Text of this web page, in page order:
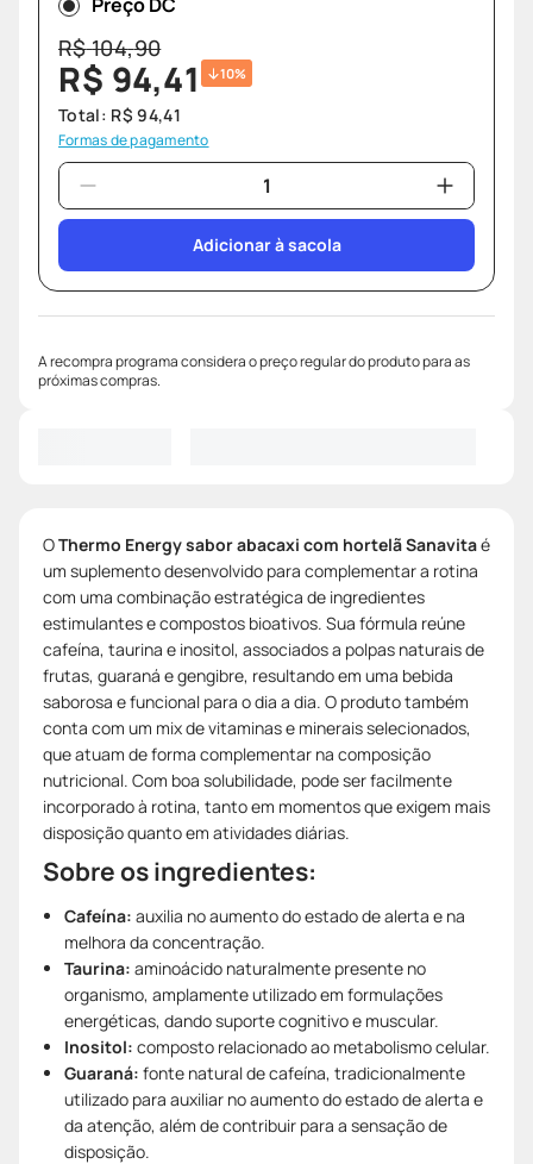
R$104,90
R$ 94,41 10%
Total: R$ 94,41
Formas de pagamento
Adicionar à sacola
A recompra programa considera o preço regular do produto para as
próximas compras.
OThermo Energy sabor abacaxi com hortelã Sanavitaé
um suplemento desenvolvido para complementar a rotina
com uma combinação estratégica de ingredientes
estimulantes e compostos bioativos. Sua fórmula reúne
cafeína, taurina e inositol, associados a polpas naturais de
frutas, guaraná e gengibre, resultando em uma bebida
saborosa e funcional para o dia a dia. O produto também
conta com um mix de vitaminas e minerais selecionados,
que atuam de forma complementar na composição
nutricional. Com boa solubilidade, pode ser facilmente
incorporado à rotina, tanto em momentos que exigem mais
disposição quanto em atividades diárias.
Sobre os ingredientes:
Cafeína: auxilia no aumento do estado de alerta e na
melhora da concentração.
Taurina: aminoácido naturalmente presente no
organismo, amplamente utilizado em formulações
energéticas, dando suporte cognitivo e muscular.
Inositol: composto relacionado ao metabolismo celular.
Guaraná: fonte natural de cafeína, tradicionalmente
utilizado para auxiliar no aumento do estado de alerta e
da atenção, além de contribuir para a sensação de
disposição.